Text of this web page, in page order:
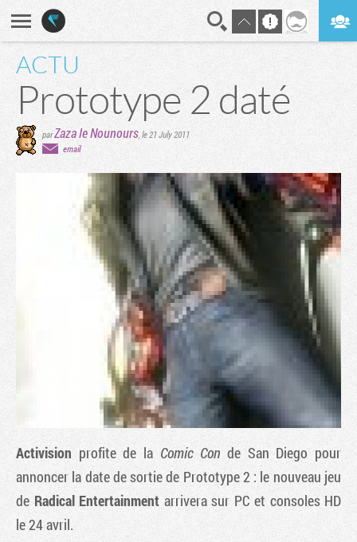
ACTU
Prototype 2 daté
parZaza le Nounours,le 21 July 2011
email
Activision profite de la Comic Con de San Diego pour
annoncer la date de sortie de Prototype 2 : le nouveau jeu
de Radical Entertainment arrivera sur PC et consoles HD
le 24 avril.